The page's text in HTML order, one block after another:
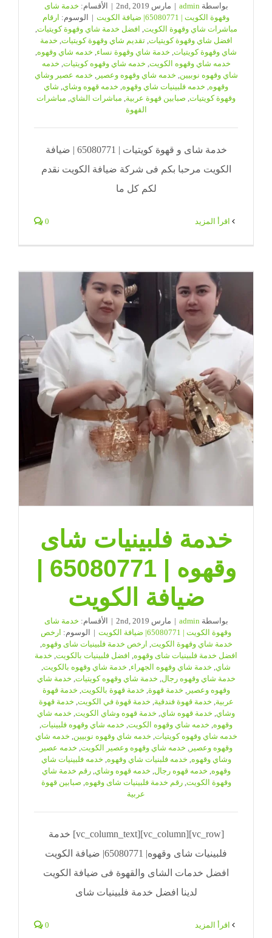
بواسطة admin
| مارس 2nd, 2019 | الأقسام: خدمة شاى
وقهوة الكويت | 65080771| ضيافة الكويت
| الوسوم: ارقام
مباشرات شاي وقهوة الكويت افضل خدمة شاي وقهوة كويتيات
افضل شاي وقهوة كويتيات ,تقديم شاي وقهوة كويتيات خدمة
شاي وقهوة كويتيات خدمة شاي وقهوة نساء خدمه شاي وقهوه
خدمه شاي وقهوه الكويت خدمه شاي وقهوه كويتيات خدمه
شاي وقهوه نوبيين خدمه شاي وقهوه وعصير
خدمه عصير وشاي
وقهوه خدمه فلبينيات شاي وقهوه خدمه قهوه وشاي شاي
وقهوة كويتيات صبابين قهوة عربية مباشرات الشاي مباشرات
القهوة
خدمة شاى و قهوة كويتيات | 65080771 | ضيافة
الكويت مرحبا بكم فى شركة ضيافة الكويت نقدم
لكم كل ما
0
خدمة فلبينيات شاى
وقهوه | 65080771 |
ضيافة الكويت
بواسطةadmin
| مارس 2nd, 2019 | الأقسام: خدمة شاى
وقهوة الكويت | 65080771| ضيافة الكويت
| الوسوم: ارخص
خدمة شاي وقهوة الكويت, ارخص خدمة فلبينيات شاى وقهوه,
افضل خدمة فلبينيات شاى وقهوه, افضل فلبينيات بالكويت, خدمة
شاي, خدمة شاي وقهوه الجهراء, خدمة شاي وقهوه بالكويت,
خدمة شاي وقهوه رجال, خدمة شاي وقهوه كويتيات, خدمة شاي
وقهوه وعصير, خدمة قهوة, خدمة قهوة بالكويت, خدمة قهوة
عربية, خدمة قهوة فندقية, خدمة قهوة في الكويت, خدمة قهوة
وشاي, خدمة قهوه شاي, خدمة قهوه وشاي الكويت, خدمه شاي
وقهوه, خدمه شاي وقهوه الكويت, خدمه شاي وقهوه فلبينيات,
خدمه شاي وقهوه كويتيات, خدمه شاي وقهوه نوبيين, خدمه شاي
وقهوه وعصير , خدمه شاي وقهوه وعصير الكويت, خدمه عصير
وشاي وقهوه, خدمه فلبنيات شاي وقهوه, خدمه فلبينيات شاي
وقهوه, خدمه قهوه رجال, خدمه قهوه وشاي,رقم خدمة شاي
وقهوة الكويت,رقم خدمة فلبينيات شاى وقهوه, صبابين قهوة
عربية
[vc_row][vc_column][vc_column_text] خدمة
فلبينيات شاى وقهوه| 65080771| ضيافة الكويت
افضل خدمات الشاى والقهوة فى ضيافة الكويت
لدينا افضل خدمة فلبينيات شاى
0